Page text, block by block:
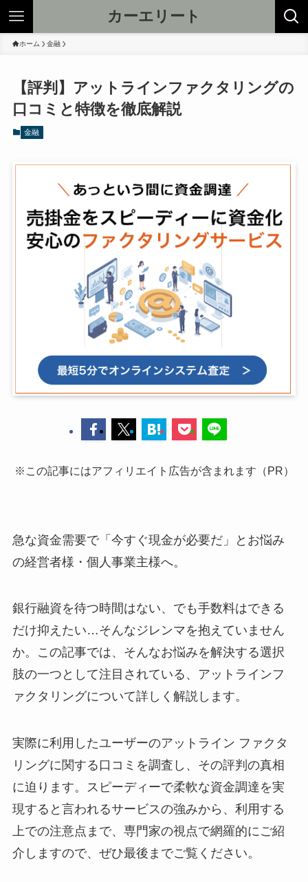
カーエリート
ホーム 金融
【評判】アットラインファクタリングの
口コミと特徴を徹底解説
金融
※この記事にはアフィリエイト広告が含まれます（PR）
急な資金需要で「今すぐ現金が必要だ」とお悩み
の経営者様・個人事業主様へ。
銀行融資を待つ時間はない、でも手数料はできる
だけ抑えたい…そんなジレンマを抱えていません
か。この記事では、そんなお悩みを解決する選択
肢の一つとして注目されている、アットラインフ
ァクタリングについて詳しく解説します。
実際に利用したユーザーのアットライン ファクタ
リングに関する口コミを調査し、その評判の真相
に迫ります。スピーディーで柔軟な資金調達を実
現すると言われるサービスの強みから、利用する
上での注意点まで、専門家の視点で網羅的にご紹
介しますので、ぜひ最後までご覧ください。